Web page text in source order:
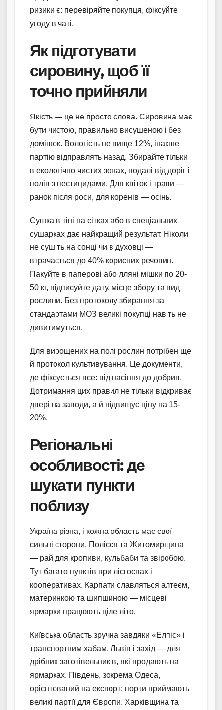
ризики є: перевіряйте покупця, фіксуйте
угоду в чаті.
Як підготувати
сировину, щоб її
точно прийняли
Якість — це не просто слова. Сировина має
бути чистою, правильно висушеною і без
домішок. Вологість не вище 12%, інакше
партію відправлять назад. Збирайте тільки
в екологічно чистих зонах, подалі від доріг і
полів з пестицидами. Для квіток і трави —
ранок після роси, для коренів — осінь.
Сушка в тіні на сітках або в спеціальних
сушарках дає найкращий результат. Ніколи
не сушіть на сонці чи в духовці —
втрачається до 40% корисних речовин.
Пакуйте в паперові або лляні мішки по 20-
50 кг, підписуйте дату, місце збору та вид
рослини. Без протоколу збирання за
стандартами МОЗ великі покупці навіть не
дивитимуться.
Для вирощених на полі рослин потрібен ще
й протокол культивування. Це документи,
де фіксується все: від насіння до добрив.
Дотримання цих правил не тільки відкриває
двері на заводи, а й підвищує ціну на 15-
20%.
Регіональні
особливості: де
шукати пункти
поблизу
Україна різна, і кожна область має свої
сильні сторони. Полісся та Житомирщина
— рай для кропиви, кульбаби та звіробою.
Тут багато пунктів при лісгоспах і
кооперативах. Карпати славляться алтеєм,
материнкою та шипшиною — місцеві
ярмарки працюють ціле літо.
Київська область зручна завдяки «Елпіс» і
транспортним хабам. Львів і захід — для
дрібних заготівельників, які продають на
ярмарках. Південь, зокрема Одеса,
орієнтований на експорт: порти приймають
великі партії для Європи. Харківщина та